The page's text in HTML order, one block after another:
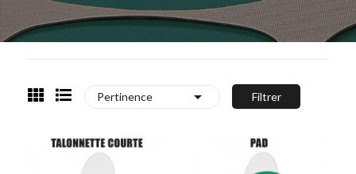
Pertinence  Filtrer